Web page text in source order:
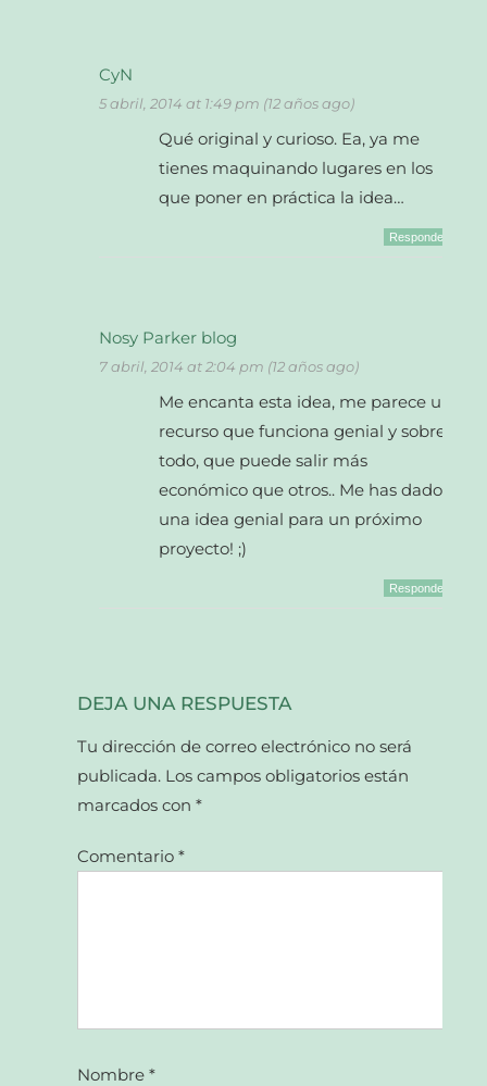
CyN
5 abril, 2014 at 1:49 pm (12 años ago)
Qué original y curioso. Ea, ya me
tienes maquinando lugares en los
que poner en práctica la idea…
Responder
Nosy Parker blog
7 abril, 2014 at 2:04 pm (12 años ago)
Me encanta esta idea, me parece un
recurso que funciona genial y sobre
todo, que puede salir más
económico que otros.. Me has dado
una idea genial para un próximo
proyecto! ;)
Responder
DEJA UNA RESPUESTA
Tu dirección de correo electrónico no será
publicada. Los campos obligatorios están
marcados con*
Comentario*
Nombre*